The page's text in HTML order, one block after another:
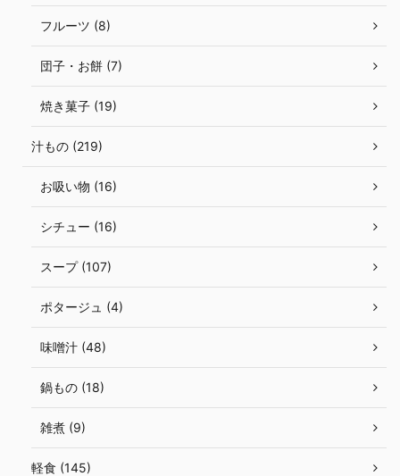
フルーツ (8)
団子・お餅 (7)
焼き菓子 (19)
汁もの (219)
お吸い物 (16)
シチュー (16)
スープ (107)
ポタージュ (4)
味噌汁 (48)
鍋もの (18)
雑煮 (9)
軽食 (145)